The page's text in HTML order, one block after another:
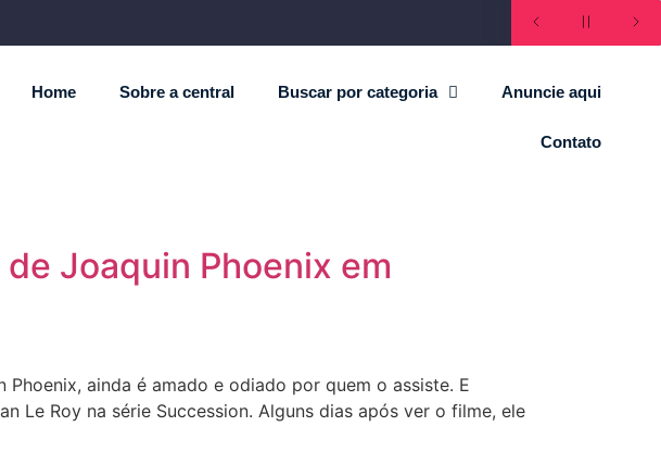
Home Sobre a central Buscar por categoria Anuncie aqui
Contato
Joaquin Phoenix em
ainda é amado e odiado por quem o assiste. E
Le Roy na série Succession. Alguns dias após ver o filme, ele